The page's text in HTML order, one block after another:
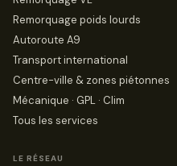
Remorquage poids lourds
Autoroute A9
Transport international
Centre-ville & zones piétonnes
Mécanique · GPL · Clim
Tous les services
LE RÉSEAU